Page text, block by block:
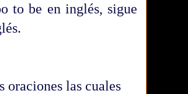
to be en inglés, sigue
oraciones las cuales